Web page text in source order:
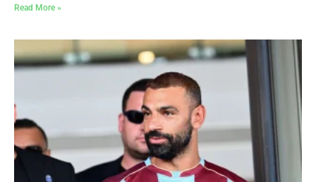
Read More »